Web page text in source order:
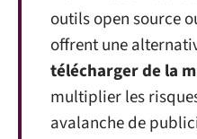
outils open source
offrent une
télécharger de la
multiplier les
avalanche de